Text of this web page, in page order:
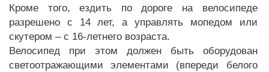
Кроме того, ездить по дороге на велосипеде
разрешено с 14 лет, а управлять мопедом или
скутером – с 16-летнего возраста.
Велосипед при этом должен быть оборудован
светоотражающими элементами (впереди белого